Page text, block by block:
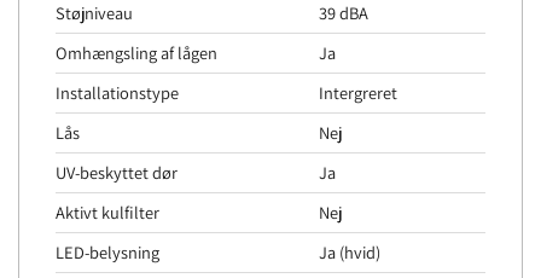
Støjniveau
39 dBA
Omhængsling af lågen
Ja
Installationstype
Intergreret
Lås
Nej
UV-beskyttet dør
Ja
Aktivt kulfilter
Nej
LED-belysning
Ja (hvid)